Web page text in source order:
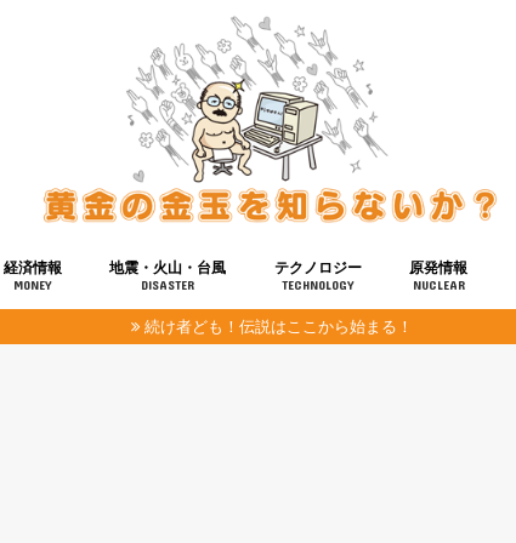
経済情報
MONEY
地震・火山・台風
DISASTER
テクノロジー
TECHNOLOGY
健康
宇宙
原発情報
NUCLEAR
続け者ども！伝説はここから始まる！